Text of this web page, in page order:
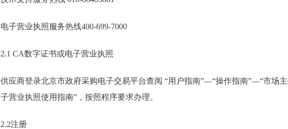
电子营业执照服务热线400-699-7000
2.1 CA数字证书或电子营业执照
供应商登录北京市政府采购电子交易平台查阅 “用户指南”—“操作指南”—“市场
子营业执照使用指南”，按照程序要求办理。
2.2注册